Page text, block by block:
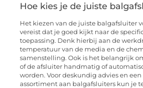
Hoe kies je de juiste
Het kiezen van de juiste balgafsluiter
vereist dat je goed kijkt naar de
toepassing. Denk hierbij aan de
temperatuur van de media en de
samenstelling. Ook is het belangrijk
of de afsluiter handmatig of
worden. Voor deskundig advies en een
assortiment aan balgafsluiters kun je